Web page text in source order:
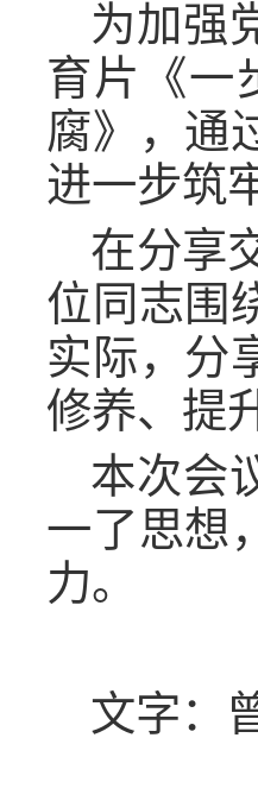
为加强
育片《一
腐》，通
进一步筑
在分享
位同志围
实际，分
修养、提
本次会
一了思想
力。
文字：